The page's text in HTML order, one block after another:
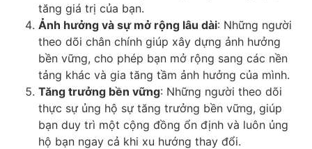
tăng giá trị của bạn.
Ảnh hưởng và sự mở rộng lâu dài: Những người
theo dõi chân chính giúp xây dựng ảnh hưởng
bền vững, cho phép bạn mở rộng sang các nền
tảng khác và gia tăng tầm ảnh hưởng của mình.
Tăng trưởng bền vững: Những người theo dõi
thực sự ủng hộ sự tăng trưởng bền vững, giúp
bạn duy trì một cộng đồng ổn định và luôn ủng
hộ bạn ngay cả khi xu hướng thay đổi.